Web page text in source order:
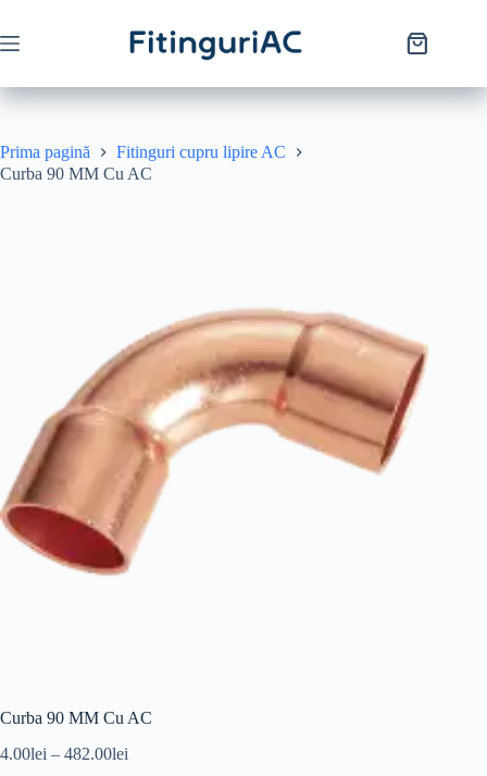
Prima pagină
Fitinguri cupru lipire AC
Curba 90 MM Cu AC
Curba 90 MM Cu AC
4.00lei – 482.00lei